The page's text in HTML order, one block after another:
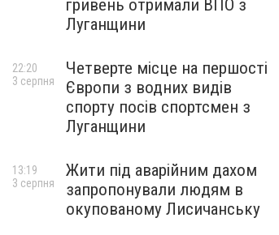
гривень отримали ВПО з
Луганщини
Четверте місце на першості
Європи з водних видів
спорту посів спортсмен з
Луганщини
22:20
3 серпня
Жити під аварійним дахом
запропонували людям в
окупованому Лисичанську
13:19
3 серпня